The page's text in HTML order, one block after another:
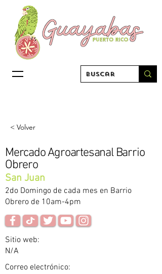
< Volver
Mercado Agroartesanal Barrio
Obrero
San Juan
2do Domingo de cada mes en Barrio
Obrero de 10am-4pm
Sitio web:
N/A
Correo electrónico: